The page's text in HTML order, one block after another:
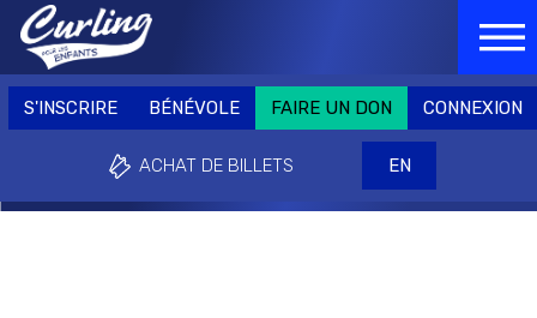
Passer
au
contenu
principal
S'INSCRIRE
Pourquoi
jouer?
Événements & Collectes
de Fonds
BÉNÉVOLE
ACHAT DE BILLETS
EN
S'INSCRIRE
BÉNÉVOLE FAIRE UN DON CONNEXION
ACHAT DE BILLETS EN